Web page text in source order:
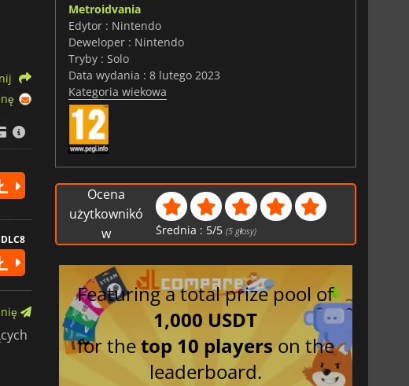
gry, zachowując jednocześnie integralność oryginalnego projektu.
remaster, to starannie wyselekcjonowane doświadczenie, które
jednocześnie podnosząc go dla nowego pokolenia.
DLC8
Metroidvania
Edytor : Nintendo
Deweloper : Nintendo
Tryby : Solo
Data wydania : 8 lutego 2023
Kategoria wiekowa
Ocena
użytkownikó
w
Średnia : 5/5 (5 głosy)
Featuring a total prize pool of
1,000 USDT
for thetop 10 players on the
leaderboard.